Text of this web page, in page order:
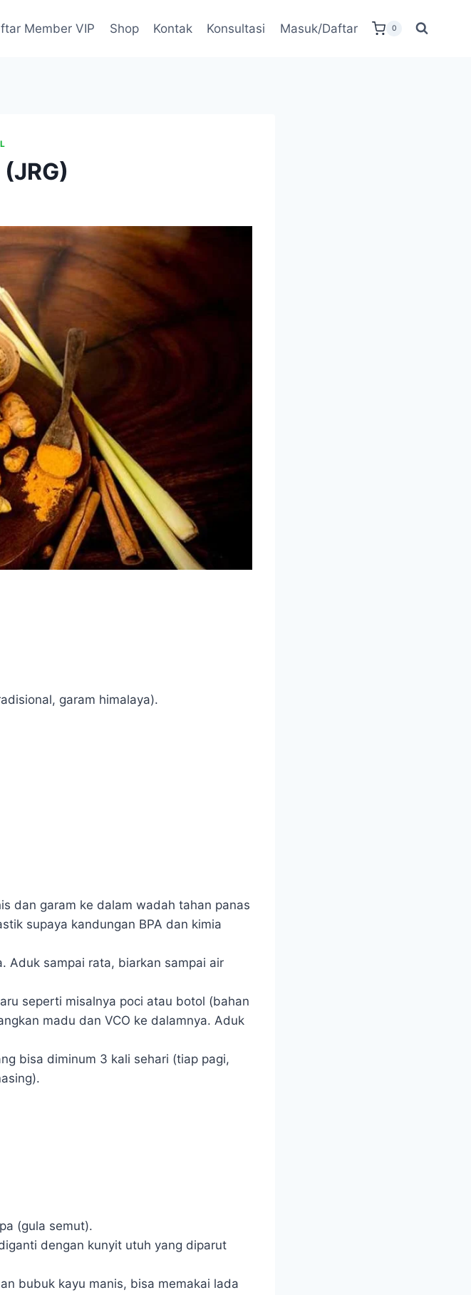
Member VIP Shop Kontak Konsultasi Masuk/Daftar 0
garam himalaya).
dan garam ke dalam wadah tahan panas
supaya kandungan BPA dan kimia
Aduk sampai rata, biarkan sampai air
seperti misalnya poci atau botol (bahan
madu dan VCO ke dalamnya. Aduk
bisa diminum 3 kali sehari (tiap pagi,
(gula semut).
dengan kunyit utuh yang diparut
bubuk kayu manis, bisa memakai lada